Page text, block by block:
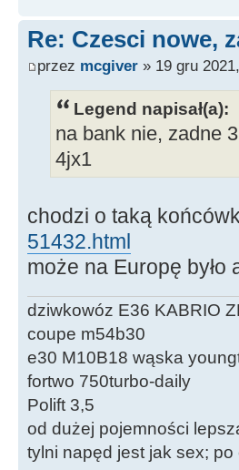
Re: Czesci nowe,
przez mcgiver » 19 gru
Legend napisał(a):
na bank nie, zadne
4jx1
chodzi o taką
51432.html
może na Europę było
dziwkowóz E36 KABRIO
coupe m54b30
e30 M10B18 wąska
fortwo 750turbo-daily
Polift 3,5
od dużej pojemności
tylni napęd jest jak sex;